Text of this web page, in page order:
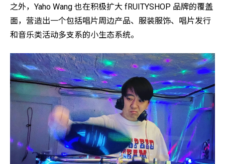
之外，Yaho Wang 也在积极扩大 fRUITYSHOP 品牌的覆盖
面，营造出一个包括唱片周边产品、服装服饰、唱片发行
和音乐类活动多支系的小生态系统。